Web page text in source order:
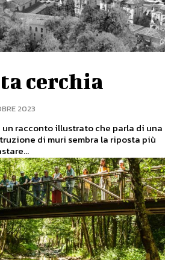
cerchia
2023
racconto illustrato che parla di una
di muri sembra la riposta più